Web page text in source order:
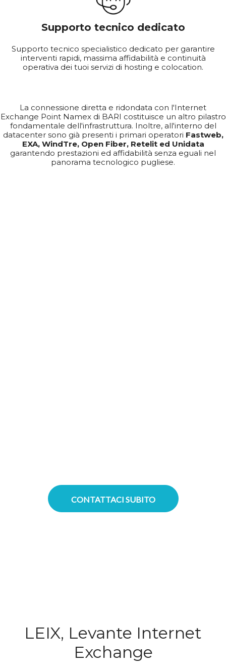
Supporto tecnico dedicato
Supporto tecnico specialistico dedicato per garantire
interventi rapidi, massima affidabilità e continuità
operativa dei tuoi servizi di hosting e colocation.
La connessione diretta e ridondata con l'Internet
Exchange Point Namex di BARI costituisce un altro pilastro
fondamentale dell'infrastruttura. Inoltre, all'interno del
datacenter sono già presenti i primari operatori Fastweb,
EXA, WindTre, Open Fiber, Retelit ed Unidata
garantendo prestazioni ed affidabilità senza eguali nel
panorama tecnologico pugliese.
CONTATTACI SUBITO
LEIX, Levante Internet
Exchange